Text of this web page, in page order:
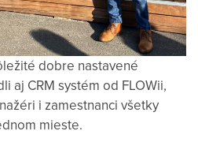
dobre nastavené
aj CRM systém od FLOWii,
i zamestnanci všetky
mieste.